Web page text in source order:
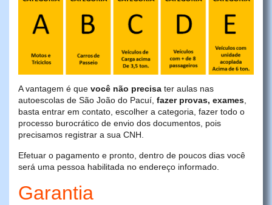
A vantagem é que você não precisa ter aulas nas
autoescolas de São João do Pacuí, fazer provas, exames,
basta entrar em contato, escolher a categoria, fazer todo o
processo burocrático de envio dos documentos, pois
precisamos registrar a sua CNH.
Efetuar o pagamento e pronto, dentro de poucos dias você
será uma pessoa habilitada no endereço informado.
Garantia